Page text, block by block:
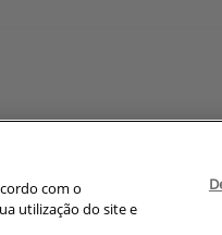
nossa política de cookies e para
com a navegação e visita você
com o
utilização do site e